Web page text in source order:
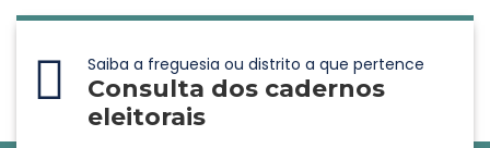
Saiba a freguesia ou distrito a que pertence
Consulta dos cadernos
eleitorais